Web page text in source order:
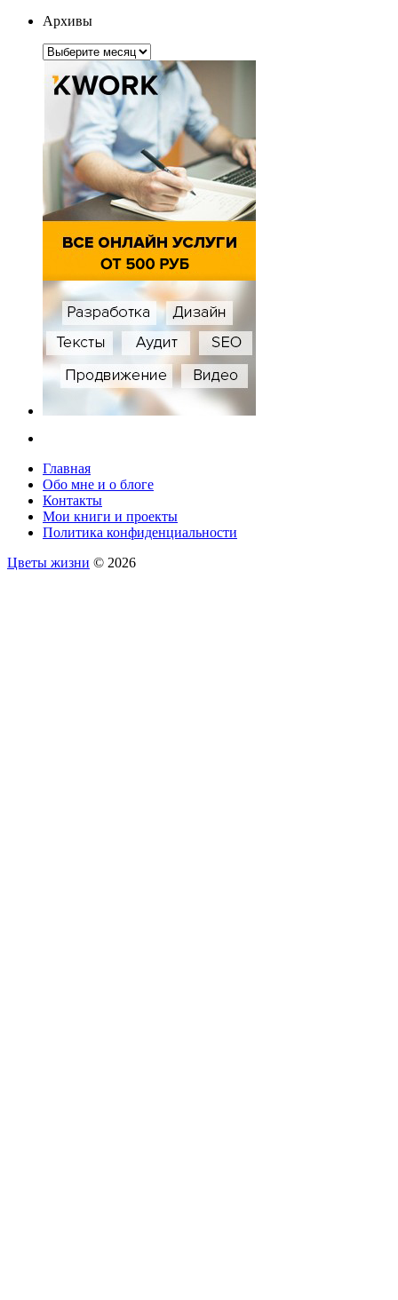
Архивы
Архивы
Главная
Обо мне и о блоге
Контакты
Мои книги и проекты
Политика конфиденциальности
Цветы жизни © 2026